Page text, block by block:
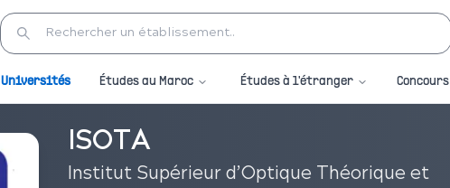
Universités Études au Maroc Études à l'étranger Concours
ISOTA
Institut Supérieur d’Optique Théorique et